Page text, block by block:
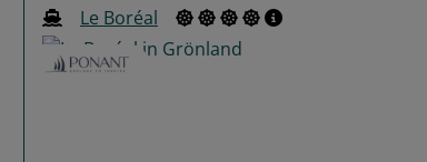
Le Boréal